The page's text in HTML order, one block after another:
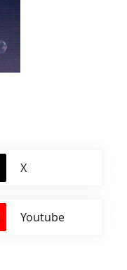
X
Youtube